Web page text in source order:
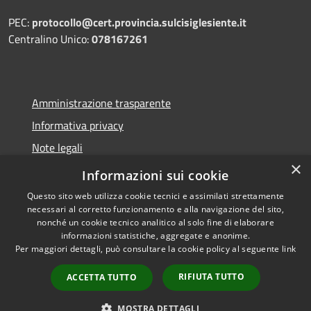
PEC: protocollo@cert.provincia.sulcisiglesiente.it
Centralino Unico:078167261
Amministrazione trasparente
Informativa privacy
Note legali
Dichiarazione di accessibilità
Accessibilità
Copyright © 2026 • Provincia
del Sulcis Iglesiente • Powered
byMunicipium
Accesso
redazione
×
Informazioni sui cookie
Questo sito web utilizza cookie tecnici e assimilati strettamente
necessari al corretto funzionamento e alla navigazione del sito,
nonché un cookie tecnico analitico al solo fine di elaborare
informazioni statistiche, aggregate e anonime.
Per maggiori dettagli, può consultare la cookie policy al seguente link
ACCETTA TUTTO RIFIUTA TUTTO
MOSTRA DETTAGLI